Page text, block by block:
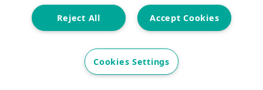
Accept Cookies
Reject All
Cookies Settings